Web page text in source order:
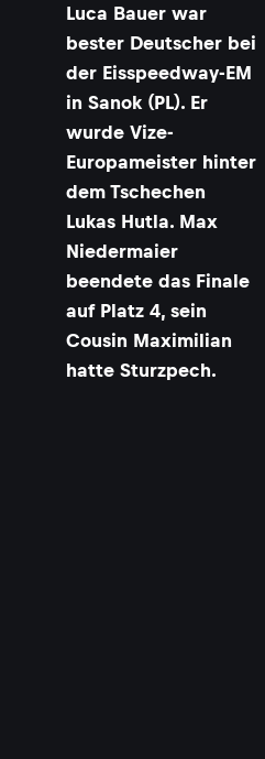
Luca Bauer war
bester Deutscher bei
der Eisspeedway-EM
in Sanok (PL). Er
wurde Vize-
Europameister hinter
dem Tschechen
Lukas Hutla. Max
Niedermaier
beendete das Finale
auf Platz 4, sein
Cousin Maximilian
hatte Sturzpech.